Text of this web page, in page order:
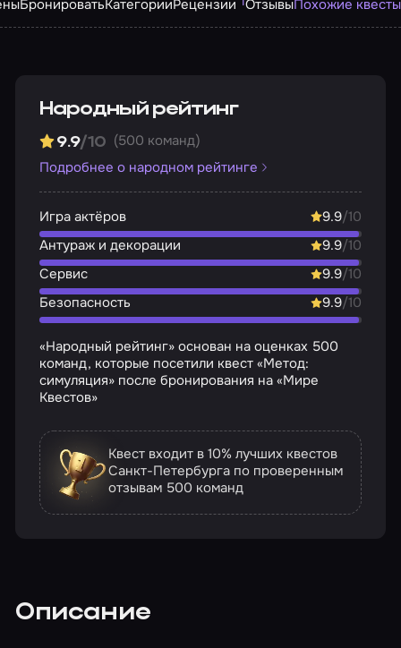
БронироватьКатегорииРецензии ОтзывыПохожие квесты
Народный рейтинг
9.9/10 (500 команд)
Подробнее о народном рейтинге
Игра актёров 9.9/10
Антураж и декорации
9.9/10
Сервис
9.9/10
Безопасность
9.9/10
«Народный рейтинг» основан на оценках 500
команд, которые посетили квест «Метод:
симуляция» после бронирования на «Мире
Квестов»
Квест входит в 10% лучших квестов
Санкт-Петербурга по проверенным
отзывам 500 команд
Описание